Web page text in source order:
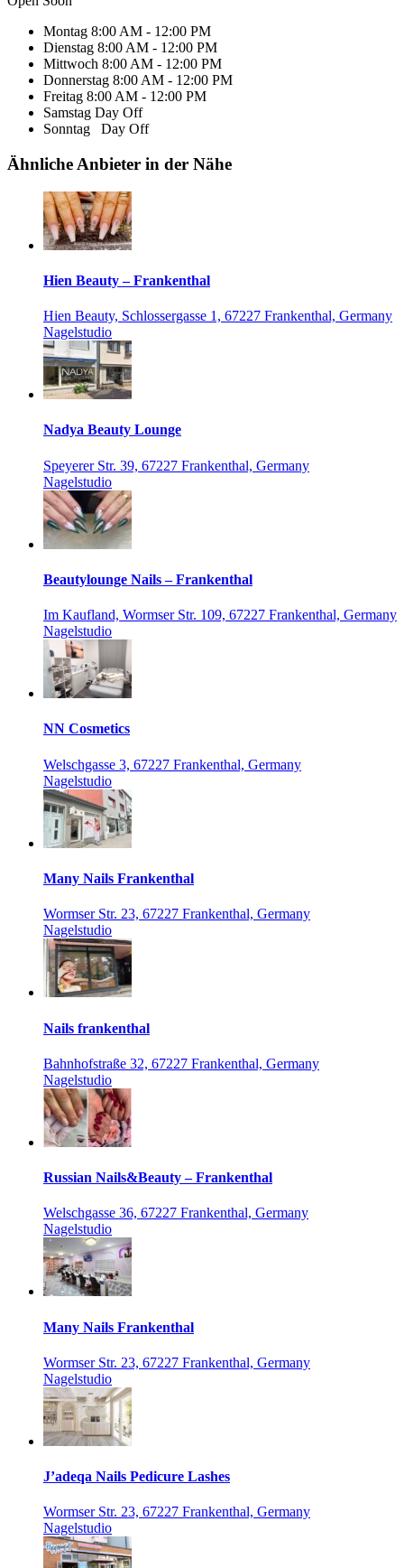
Montag 8:00 AM - 12:00 PM
Dienstag 8:00 AM - 12:00 PM
Mittwoch 8:00 AM - 12:00 PM
Donnerstag 8:00 AM - 12:00 PM
Freitag 8:00 AM - 12:00 PM
Samstag Day Off
Sonntag Day Off
Ähnliche Anbieter in der Nähe
Hien Beauty – Frankenthal
Hien Beauty, Schlossergasse 1, 67227 Frankenthal, Germany
Nagelstudio
Nadya Beauty Lounge
Speyerer Str. 39, 67227 Frankenthal, Germany
Nagelstudio
Beautylounge Nails – Frankenthal
Im Kaufland, Wormser Str. 109, 67227 Frankenthal, Germany
Nagelstudio
NN Cosmetics
Welschgasse 3, 67227 Frankenthal, Germany
Nagelstudio
Many Nails Frankenthal
Wormser Str. 23, 67227 Frankenthal, Germany
Nagelstudio
Nails frankenthal
Bahnhofstraße 32, 67227 Frankenthal, Germany
Nagelstudio
Russian Nails&Beauty – Frankenthal
Welschgasse 36, 67227 Frankenthal, Germany
Nagelstudio
Many Nails Frankenthal
Wormser Str. 23, 67227 Frankenthal, Germany
Nagelstudio
J’adeqa Nails Pedicure Lashes
Wormser Str. 23, 67227 Frankenthal, Germany
Nagelstudio